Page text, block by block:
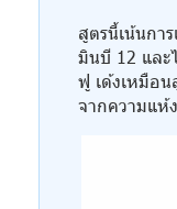
สูตรนี้เน้นกา
มินบี 12 และ
ฟู เด้งเหมือ
จากความแห้